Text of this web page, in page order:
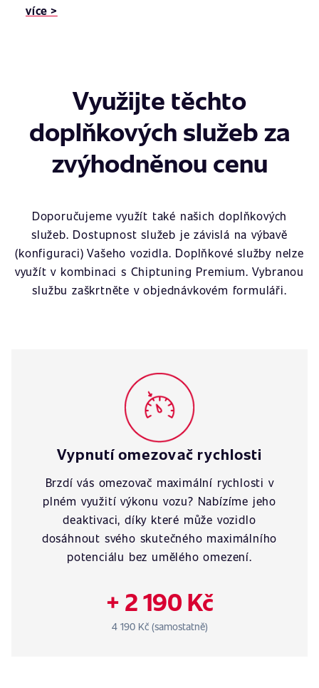
více >
Využijte těchto
doplňkových služeb za
zvýhodněnou cenu
Doporučujeme využít také našich doplňkových
služeb. Dostupnost služeb je závislá na výbavě
(konfiguraci) Vašeho vozidla. Doplňkové služby nelze
využít v kombinaci s Chiptuning Premium. Vybranou
službu zaškrtněte v objednávkovém formuláři.
Vypnutí omezovač rychlosti
Brzdí vás omezovač maximální rychlosti v
plném využití výkonu vozu? Nabízíme jeho
deaktivaci, díky které může vozidlo
dosáhnout svého skutečného maximálního
potenciálu bez umělého omezení.
+ 2 190 Kč
4 190 Kč (samostatně)